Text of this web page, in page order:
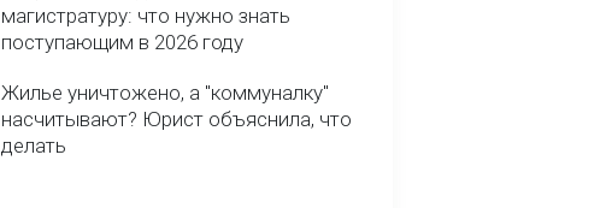
магистратуру: что нужно знать
поступающим в 2026 году
Жилье уничтожено, а "коммуналку"
насчитывают? Юрист объяснила, что
делать